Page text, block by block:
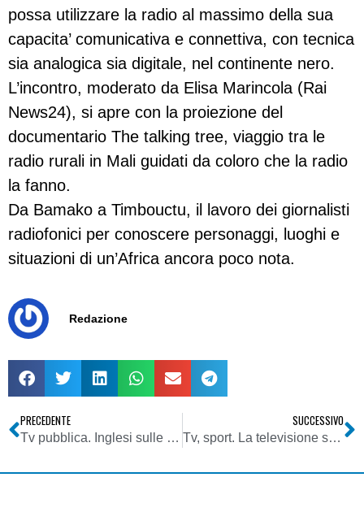
possa utilizzare la radio al massimo della sua
capacita’ comunicativa e connettiva, con tecnica
sia analogica sia digitale, nel continente nero.
L’incontro, moderato da Elisa Marincola (Rai
News24), si apre con la proiezione del
documentario The talking tree, viaggio tra le
radio rurali in Mali guidati da coloro che la radio
la fanno.
Da Bamako a Timbouctu, il lavoro dei giornalisti
radiofonici per conoscere personaggi, luoghi e
situazioni di un’Africa ancora poco nota.
Redazione
PRECEDENTE
Tv pubblica. Inglesi sulle orme degli italiani: cala il consenso a canone Bbc
SUCCESSIVO
Tv, sport. La televisione svizzera TSI acquista i diritti della Serie A Italiana